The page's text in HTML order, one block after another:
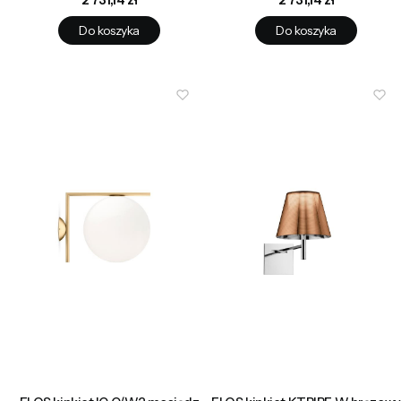
Do koszyka
Do koszyka